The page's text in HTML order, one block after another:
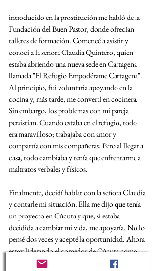
introducido en la prostitución me habló de la
Fundación del Buen Pastor, donde ofrecían
talleres de formación. Comencé a asistir y
conocí a la señora Claudia Quintero, quien
estaba abriendo una nueva sede en Cartagena
llamada "El Refugio Empodérame Cartagena".
Al principio, fui voluntaria apoyando en la
cocina y, más tarde, me convertí en cocinera.
Sin embargo, los problemas con mi pareja
persistían. Cuando estaba en el refugio, todo
era maravilloso; trabajaba con amor y
compartía con mis compañeras. Pero al llegar a
casa, todo cambiaba y tenía que enfrentarme a
maltratos verbales y físicos.
Finalmente, decidí hablar con la señora Claudia
y contarle mi situación. Ella me dijo que tenía
un proyecto en Cúcuta y que, si estaba
decidida a cambiar mi vida, me apoyaría. No lo
pensé dos veces y acepté la oportunidad. Ahora
estoy liderando el comedor de Cúcuta como
coordinadora y luchando por un futuro mejor